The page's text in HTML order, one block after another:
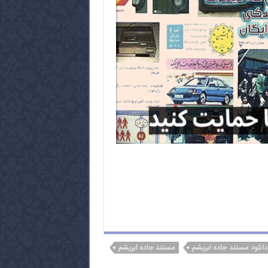
دانلود مستند جاده ابریشم
مستند جاده ابریشم